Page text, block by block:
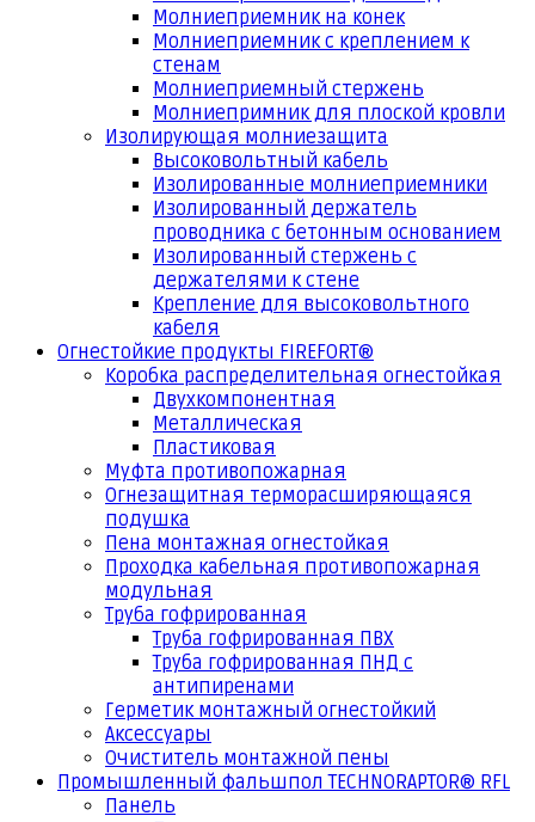
Молниеприемник на конек
Молниеприемник с креплением к
стенам
Молниеприемный стержень
Молниепримник для плоской кровли
Изолирующая молниезащита
Высоковольтный кабель
Изолированные молниеприемники
Изолированный держатель
проводника с бетонным основанием
Изолированный стержень с
держателями к стене
Крепление для высоковольтного
кабеля
Огнестойкие продукты FIREFORT®
Коробка распределительная огнестойкая
Двухкомпонентная
Металлическая
Пластиковая
Муфта противопожарная
Огнезащитная терморасширяющаяся
подушка
Пена монтажная огнестойкая
Проходка кабельная противопожарная
модульная
Труба гофрированная
Труба гофрированная ПВХ
Труба гофрированная ПНД с
антипиренами
Герметик монтажный огнестойкий
Аксессуары
Очиститель монтажной пены
Промышленный фальшпол TECHNORAPTOR® RFL
Панель